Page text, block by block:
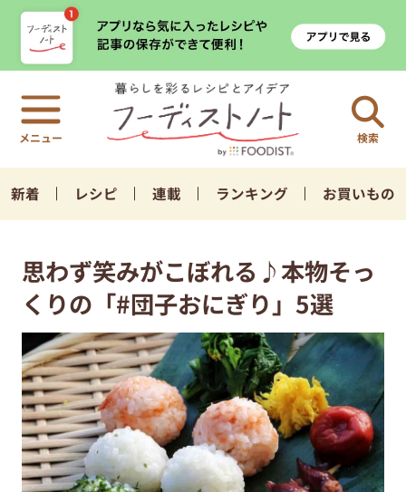
検索
新着 レシピ 連載 ランキング お買いもの
思わず笑みがこぼれる♪本物そっ
くりの「#団子おにぎり」5選